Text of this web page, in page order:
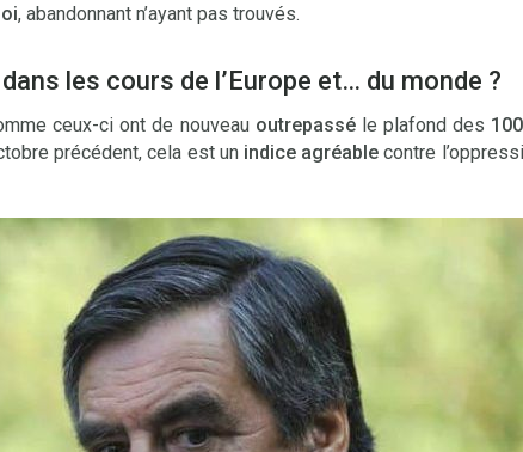
, abandonnant n’ayant pas trouvés.
les cours de l’Europe et… du monde ?
ceux-ci ont de nouveau outrepasséle plafond des
précédent, cela est un indice agréable contre